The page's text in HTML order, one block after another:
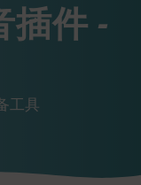
插件 -
工具